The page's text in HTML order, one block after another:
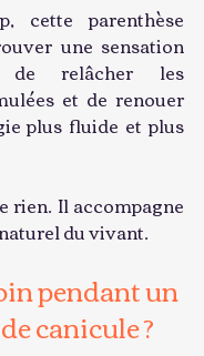
cette parenthèse
une sensation
de relâcher les
et de renouer
plus fluide et plus
rien. Il accompagne
du vivant.
pendant un
canicule ?